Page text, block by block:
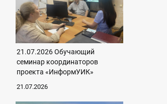
21.07.2026 Обучающий
семинар координаторов
проекта «ИнформУИК»
21.07.2026